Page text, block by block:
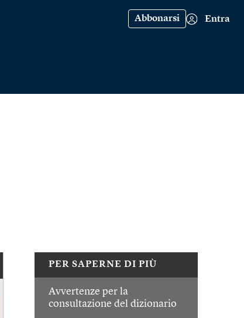
Abbonarsi Entra
PER SAPERNE DI PIÙ
Avvertenze per la
consultazione del dizionario